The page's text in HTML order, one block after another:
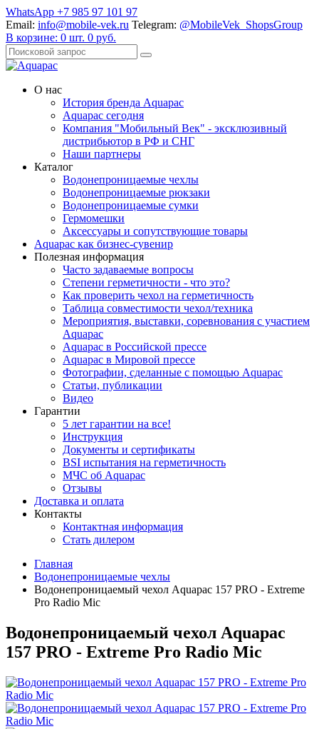
WhatsApp +7 985 97 101 97
Email: info@mobile-vek.ru Telegram: @MobileVek_ShopsGroup
В корзине: 0 шт. 0 руб.
О нас
История бренда Aquapac
Aquapac cегодня
Компания "Мобильный Век" - эксклюзивный
дистрибьютор в РФ и СНГ
Наши партнеры
Каталог
Водонепроницаемые чехлы
Водонепроницаемые рюкзаки
Водонепроницаемые сумки
Гермомешки
Аксессуары и сопутствующие товары
Aquapac как бизнес-сувенир
Полезная информация
Часто задаваемые вопросы
Степени герметичности - что это?
Как проверить чехол на герметичность
Таблица совместимости чехол/техника
Мероприятия, выставки, соревнования с участием
Aquapac
Aquapac в Российской прессе
Aquapac в Мировой прессе
Фотографии, сделанные с помощью Aquapac
Статьи, публикации
Видео
Гарантии
5 лет гарантии на все!
Инструкция
Документы и сертификаты
BSI испытания на герметичность
МЧС об Aquapac
Отзывы
Доставка и оплата
Контакты
Контактная информация
Стать дилером
Главная
Водонепроницаемые чехлы
Водонепроницаемый чехол Aquapac 157 PRO - Extreme
Pro Radio Mic
Водонепроницаемый чехол Aquapac
157 PRO - Extreme Pro Radio Mic